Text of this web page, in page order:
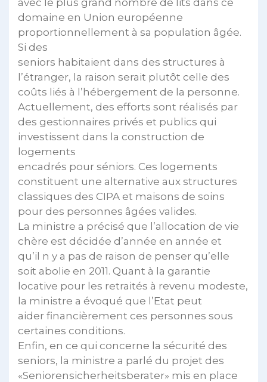
avec le plus grand nombre de lits dans ce
domaine en Union européenne
proportionnellement à sa population âgée.
Si des
seniors habitaient dans des structures à
l’étranger, la raison serait plutôt celle des
coûts liés à l’hébergement de la personne.
Actuellement, des efforts sont réalisés par
des gestionnaires privés et publics qui
investissent dans la construction de
logements
encadrés pour séniors. Ces logements
constituent une alternative aux structures
classiques des CIPA et maisons de soins
pour des personnes âgées valides.
La ministre a précisé que l’allocation de vie
chère est décidée d’année en année et
qu’il n y a pas de raison de penser qu’elle
soit abolie en 2011. Quant à la garantie
locative pour les retraités à revenu modeste,
la ministre a évoqué que l’Etat peut
aider financièrement ces personnes sous
certaines conditions.
Enfin, en ce qui concerne la sécurité des
seniors, la ministre a parlé du projet des
«Seniorensicherheitsberater» mis en place